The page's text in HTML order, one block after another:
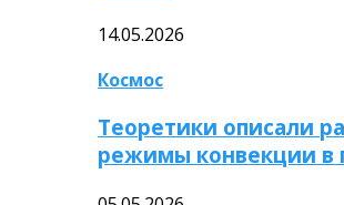
14.05.2026
Космос
Теоретики описали
режимы конвекции в